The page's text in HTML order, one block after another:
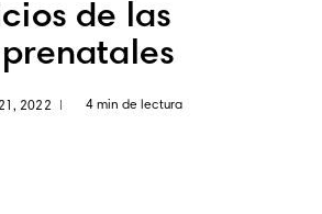
de las
2022 4 min de lectura